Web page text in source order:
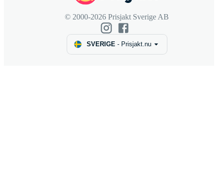
© 2000-2026 Prisjakt Sverige AB
SVERIGE- Prisjakt.nu